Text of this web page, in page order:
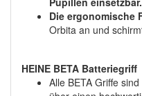
Die ergonomische
Orbita an und
HEINE BETA Batteriegriff
Alle BETA Griffe